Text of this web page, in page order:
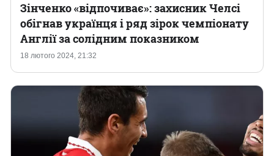
18 лютого 2024, 21:32
Зінченко «відпочиває»: захисник Челсі
обігнав українця і ряд зірок чемпіонату
Англії за солідним показником